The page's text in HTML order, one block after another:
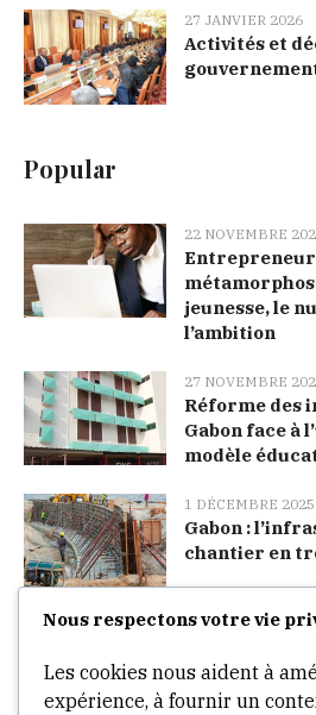
Nous respectons votre vie
Les cookies nous aident à
expérience, à fournir un
27 JANVIER 2026
Activités et
Popular
22 NOVEMBRE
jeunesse, le
l’ambition
27 NOVEMBRE
Réforme des
Gabon face à
modèle
1 DÉCEMBRE 2025
Gabon :
chantier en